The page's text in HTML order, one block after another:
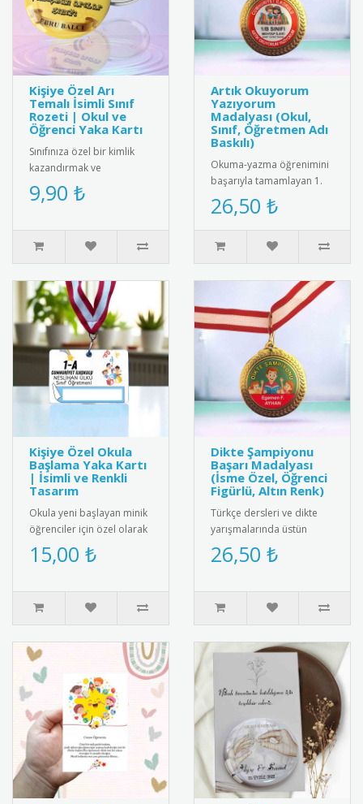
Kişiye Özel Arı
Temalı İsimli Sınıf
Rozeti | Okul ve
Öğrenci Yaka Kartı
Sınıfınıza özel bir kimlik
kazandırmak ve
öğrencilerinizi motive
etmek için harika bir yol!
9,90 ₺
Artık Okuyorum
Yazıyorum
Madalyası (Okul,
Sınıf, Öğretmen Adı
Baskılı)
Okuma-yazma öğrenimini
başarıyla tamamlayan 1.
sınıf öğrencilerini tebrik
etmek için tasarlanmış
öze..
26,50 ₺
Kişiye Özel Okula
Başlama Yaka Kartı
| İsimli ve Renkli
Tasarım
Okula yeni başlayan minik
öğrenciler için özel olarak
hazırlanan isimli yaka
kartları ile okula başl..
15,00 ₺
Dikte Şampiyonu
Başarı Madalyası
(İsme Özel, Öğrenci
Figürlü, Altın Renk)
Türkçe dersleri ve dikte
yarışmalarında üstün
başarı gösteren
öğrencilere özel,
26,50 ₺